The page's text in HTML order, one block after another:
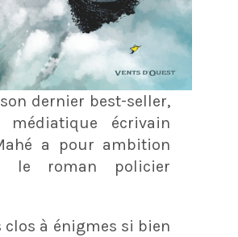
dernier best-seller,
écrivain
a pour ambition
le roman policier
clos à énigmes si bien